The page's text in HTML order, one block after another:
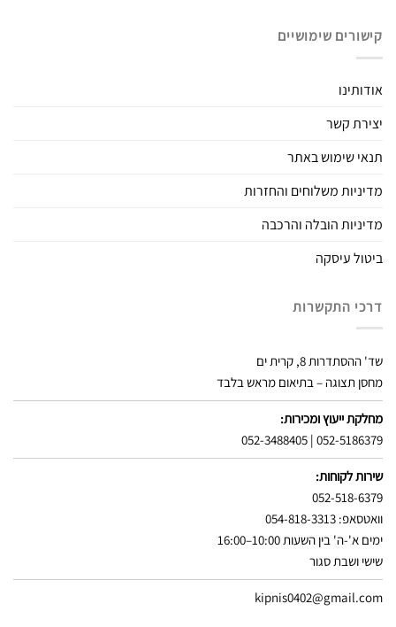
קישורים שימושיים
אודותינו
יצירת קשר
תנאי שימוש באתר
מדיניות משלוחים והחזרות
מדיניות הובלה והרכבה
ביטול עיסקה
דרכי התקשרות
שד' ההסתדרות 8, קרית ים
מחסן תצוגה – בתיאום מראש בלבד
מחלקת ייעוץ ומכירות:
052-5186379
|
052-3488405
שירות לקוחות:
052-518-6379
וואטסאפ: 054-818-3313
ימים א'-ה' בין השעות 10:00–16:00
שישי ושבת סגור
kipnis0402@gmail.com